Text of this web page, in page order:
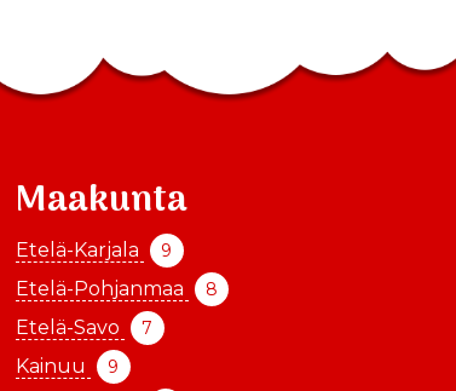
Maakunta
Etelä-Karjala 9
Etelä-Pohjanmaa 8
Etelä-Savo 7
Kainuu 9